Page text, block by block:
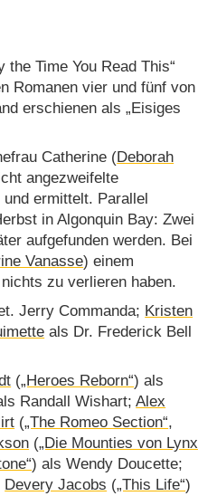
the Time You Read This“
Romanen vier und fünf von
erschienen als „Eisiges
Catherine (Deborah
angezweifelte
ermittelt. Parallel
in Algonquin Bay: Zwei
aufgefunden werden. Bei
Vanasse) einem
zu verlieren haben.
Jerry Commanda; Kristen
als Dr. Frederick Bell
(„Heroes Reborn“) als
Randall Wishart;Alex
(„The Romeo Section“,
(„Die Mounties von Lynx
) als Wendy Doucette;
Devery Jacobs („This Life“)